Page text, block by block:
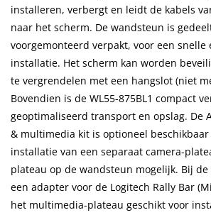
installeren, verbergt en leidt de kabels
naar het scherm. De wandsteun is
voorgemonteerd verpakt, voor een snelle
installatie. Het scherm kan worden
te vergrendelen met een hangslot (niet
Bovendien is de WL55-875BL1 compact
geoptimaliseerd transport en opslag. De
& multimedia kit is optioneel
installatie van een separaat camera-
plateau op de wandsteun mogelijk. Bij
een adapter voor de Logitech Rally Bar
het multimedia-plateau geschikt voor